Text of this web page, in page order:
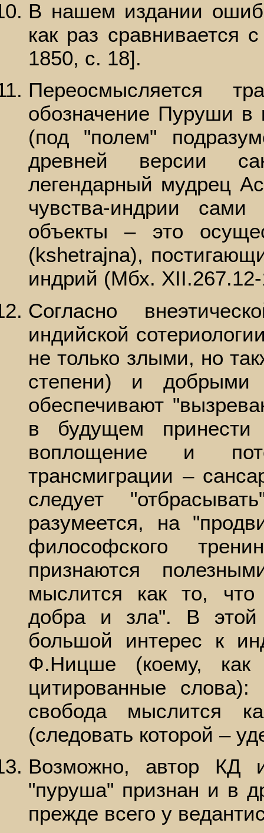
В нашем издании
как раз сравнивается
1850, с. 18].
Переосмысляется
обозначение Пуруши в
(под "полем"
древней версии
легендарный мудрец
чувства-индрии
объекты – это
(kshetrajna),
индрий (Мбх.
Согласно
индийской
не только злыми, но
степени) и
обеспечивают
в будущем принести
воплощение и
трансмиграции –
следует
разумеется, на
философского
признаются
мыслится как то, что
добра и зла". В этой
большой интерес к
Ф.Ницше (коему, как
цитированные
свобода мыслится
(следовать которой –
Возможно, автор КД
"пуруша" признан и в
прежде всего у